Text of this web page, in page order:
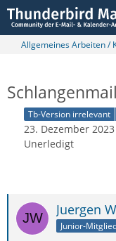
Allgemeines Arbeiten /
Tb-Version irrelevant
23. Dezember
Unerledigt
Juergen
Junior-